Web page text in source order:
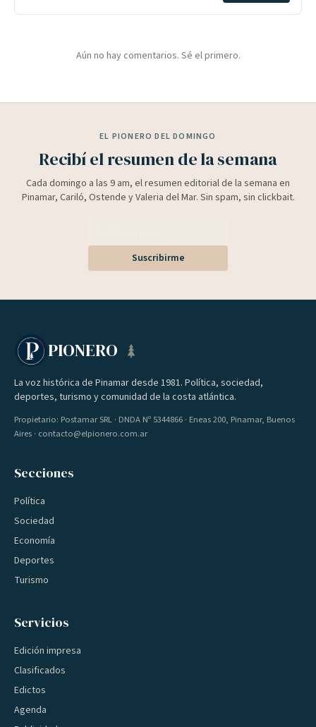
Aún no hay comentarios. Sé el primero.
EL PIONERO DEL DOMINGO
Recibí el resumen de la semana
Cada domingo a las 9 am, el resumen editorial de la semana en
Pinamar, Cariló, Ostende y Valeria del Mar. Sin spam, sin clickbait.
Suscribirme
PIONERO
La voz histórica de Pinamar desde 1981. Política, sociedad,
deportes, turismo y comunidad de la costa atlántica.
Propietario: Postamar SRL · DNDA Nº 5344866 · Eneas 200, Pinamar, Buenos
Aires · contacto@elpionero.com.ar
Secciones
Política
Sociedad
Economía
Deportes
Turismo
Servicios
Edición impresa
Clasificados
Edictos
Agenda